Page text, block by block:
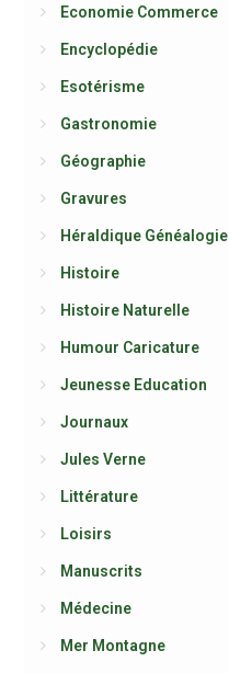
Economie Commerce
Encyclopédie
Esotérisme
Gastronomie
Géographie
Gravures
Héraldique Généalogie
Histoire
Histoire Naturelle
Humour Caricature
Jeunesse Education
Journaux
Jules Verne
Littérature
Loisirs
Manuscrits
Médecine
Mer Montagne